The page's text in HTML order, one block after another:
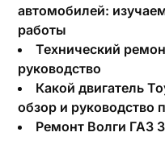
автомобилей:
работы
Технический
руководство
Какой двигатель
обзор и руководство
Ремонт Волги ГАЗ